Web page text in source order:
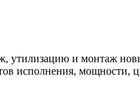
утилизацию и монтаж
исполнения, мощности,